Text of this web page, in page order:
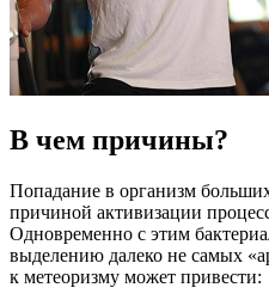
В чем причины?
Попадание в организм
причиной активизации
Одновременно с этим
выделению далеко не самых
к метеоризму может привести: